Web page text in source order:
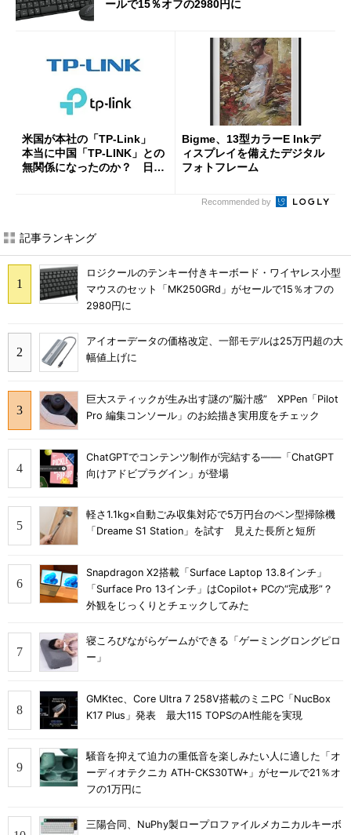
ールで15％オフの2980円に
米国が本社の「TP-Link」
本当に中国「TP-LINK」との
無関係になったのか？ 日本
Bigme、13型カラーE Inkデ
ィスプレイを備えたデジタル
フォトフレーム
Recommended by
記事ランキング
ロジクールのテンキー付きキーボード・ワイヤレス小型
マウスのセット「MK250GRd」がセールで15％オフの
2980円に
アイオーデータの価格改定、一部モデルは25万円超の大
幅値上げに
巨大スティックが生み出す謎の“脳汁感” XPPen「Pilot
Pro 編集コンソール」のお絵描き実用度をチェック
ChatGPTでコンテンツ制作が完結する――「ChatGPT
向けアドビプラグイン」が登場
軽さ1.1kg×自動ごみ収集対応で5万円台のペン型掃除機
「Dreame S1 Station」を試す 見えた長所と短所
Snapdragon X2搭載「Surface Laptop 13.8インチ」
「Surface Pro 13インチ」はCopilot+ PCの“完成形”？
外観をじっくりとチェックしてみた
寝ころびながらゲームができる「ゲーミングロングピロ
ー」
GMKtec、Core Ultra 7 258V搭載のミニPC「NucBox
K17 Plus」発表 最大115 TOPSのAI性能を実現
騒音を抑えて迫力の重低音を楽しみたい人に適した「オ
ーディオテクニカ ATH-CKS30TW+」がセールで21％オ
フの1万円に
三陽合同、NuPhy製ロープロファイルメカニカルキーボ